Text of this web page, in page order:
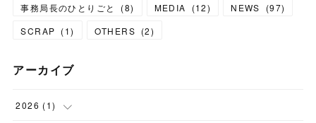
事務局長のひとりごと
(8) MEDIA (12) NEWS (97)
SCRAP (1) OTHERS (2)
アーカイブ
2026 (1)